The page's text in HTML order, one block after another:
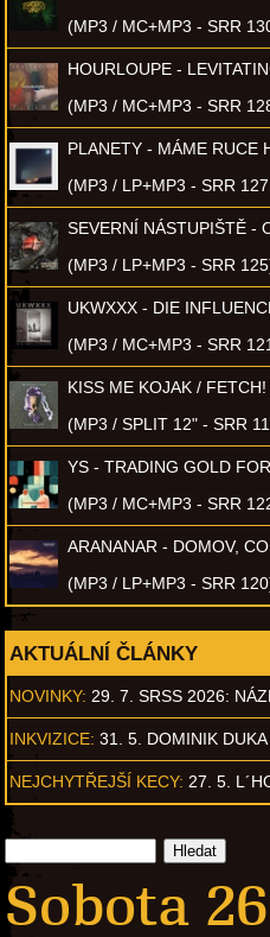
(MP3 / MC+MP3 - SRR
HOURLOUPE -
(MP3 / MC+MP3 - SRR
PLANETY - MÁME RUCE
(MP3 / LP+MP3 - SRR
SEVERNÍ NÁSTUPIŠTĚ -
(MP3 / LP+MP3 - SRR
UKWXXX - DIE
(MP3 / MC+MP3 - SRR
KISS ME KOJAK /
(MP3 / SPLIT 12" - SRR
YS - TRADING GOLD
(MP3 / MC+MP3 - SRR
ARANANAR - DOMOV, CO
(MP3 / LP+MP3 - SRR
AKTUÁLNÍ ČLÁNKY
NOVINKY: 29. 7. SRSS 2026:
INKVIZICE: 31. 5. DOMINIK DUKA
NEJCHYTŘEJŠÍ KECY: 27. 5.
Sobota